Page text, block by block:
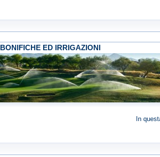
BONIFICHE ED IRRIGAZIONI
In